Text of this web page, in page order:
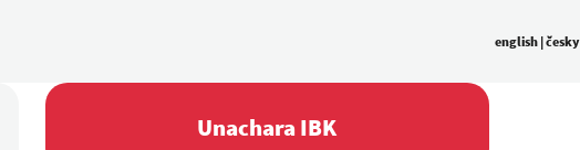
english |česky
Unachara IBK